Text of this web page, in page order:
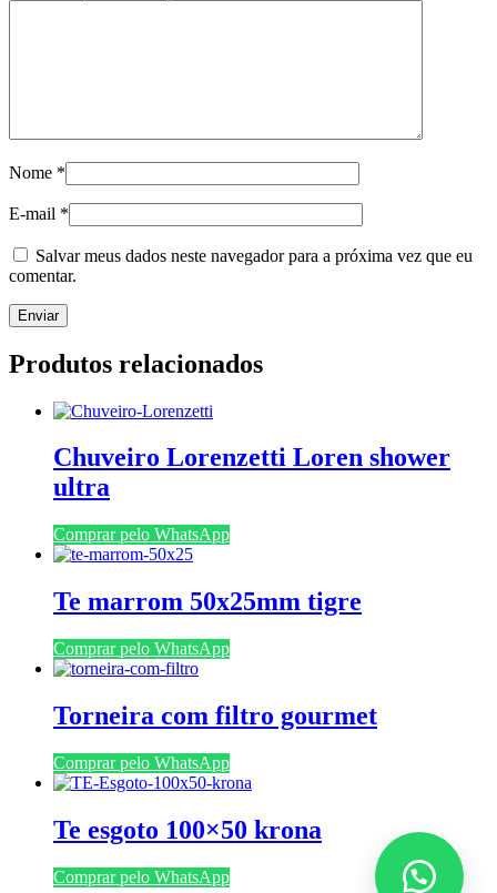
Nome *
E-mail *
Salvar meus dados neste navegador para a próxima vez que eu
comentar.
Produtos relacionados
Chuveiro Lorenzetti Loren shower
ultra
Comprar pelo WhatsApp
Te marrom 50x25mm tigre
Comprar pelo WhatsApp
Torneira com filtro gourmet
Comprar pelo WhatsApp
Te esgoto 100×50 krona
Comprar pelo WhatsApp